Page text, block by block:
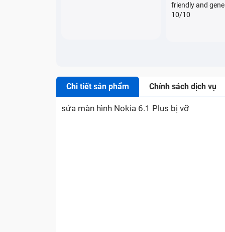
friendly and
10/10
Chi tiết sản phẩm Chính sách dịch vụ
sửa màn hình Nokia 6.1 Plus bị vỡ